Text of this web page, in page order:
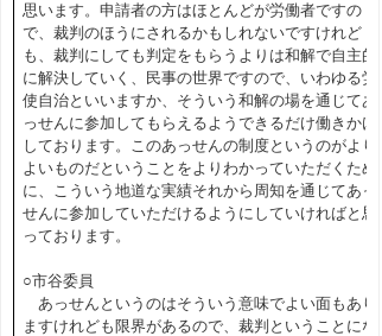
思います。申請者の方はほとんどが労働者ですの
で、裁判のほうにされるかもしれないですけれど
も、裁判にしても判定をもらうよりは和解で自主的
に解決していく、民事の世界ですので、いわゆる労
使自治といいますか、そういう和解の場を通じてあ
っせんに参加してもらえるようできるだけ働きかけ
しております。このあっせんの制度というのがより
よいものだということをよりわかっていただくため
に、こういう地道な実績それから周知を通じてあっ
せんに参加していただけるようにしていければと思
っております。
○市谷委員
あっせんというのはそういう意味でよい面もあり
ますけれども限界があるので、裁判ということにな